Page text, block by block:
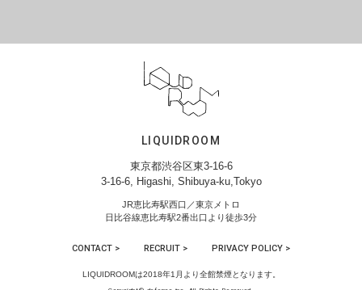
LIQUIDROOM
東京都渋谷区東3-16-6
3-16-6, Higashi, Shibuya-ku,Tokyo
JR恵比寿駅西口／東京メトロ
日比谷線恵比寿駅2番出口より徒歩3分
CONTACT > RECRUIT > PRIVACY POLICY >
LIQUIDROOMは2018年1月より全館禁煙となります。